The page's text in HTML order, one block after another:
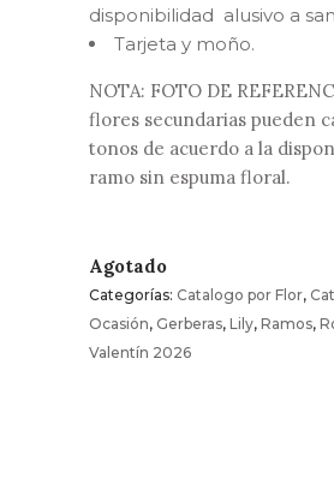
disponibilidad alusivo a
Tarjeta y moño.
NOTA: FOTO DE
flores secundarias pueden
tonos de acuerdo a la
ramo sin espuma floral.
Agotado
Categorías: Catalogo por Flor,
Ocasión, Gerberas, Lily, Ramos,
Valentín 2026